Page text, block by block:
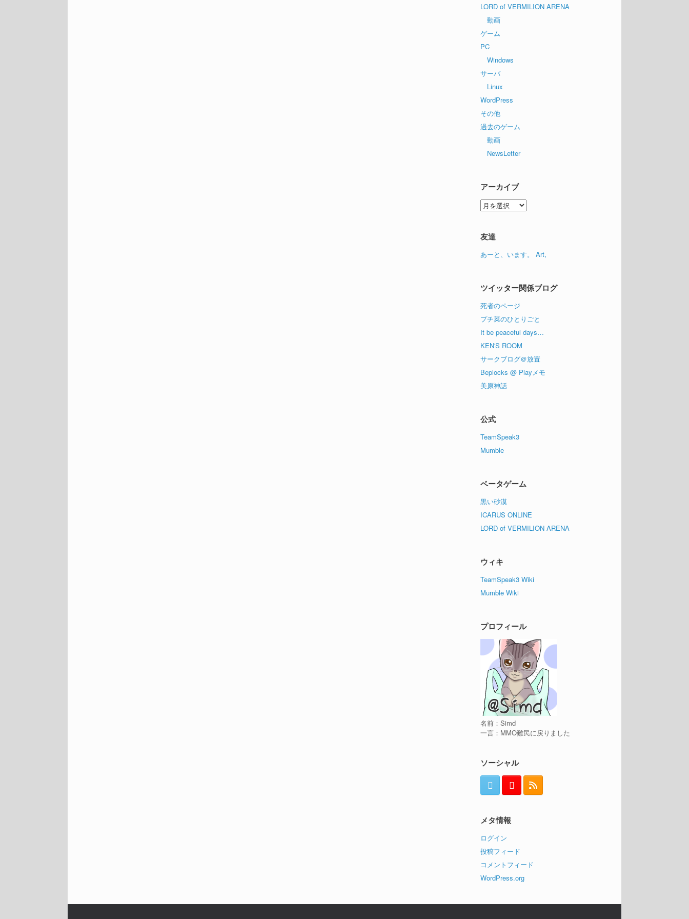
LORD of VERMILION ARENA
動画
ゲーム
PC
Windows
サーバ
Linux
WordPress
その他
過去のゲーム
動画
NewsLetter
アーカイブ
ア
ー
イ
ブ
友達
あーと、います。 Art,
ツイッター関係ブログ
死者のページ
プチ菜のひとりごと
It be peaceful days…
KEN'S ROOM
サークブログ＠放置
Beplocks @ Playメモ
美原神話
公式
TeamSpeak3
Mumble
ベータゲーム
黒い砂漠
ICARUS ONLINE
LORD of VERMILION ARENA
ウィキ
TeamSpeak3 Wiki
Mumble Wiki
プロフィール
名前：Simd
一言：MMO難民に戻りました
ソーシャル
メタ情報
ログイン
投稿フィード
コメントフィード
WordPress.org